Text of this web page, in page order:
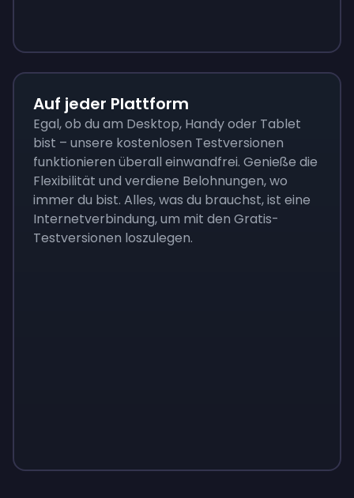
Auf jeder Plattform
Egal, ob du am Desktop, Handy oder Tablet
bist – unsere kostenlosen Testversionen
funktionieren überall einwandfrei. Genieße die
Flexibilität und verdiene Belohnungen, wo
immer du bist. Alles, was du brauchst, ist eine
Internetverbindung, um mit den Gratis-
Testversionen loszulegen.